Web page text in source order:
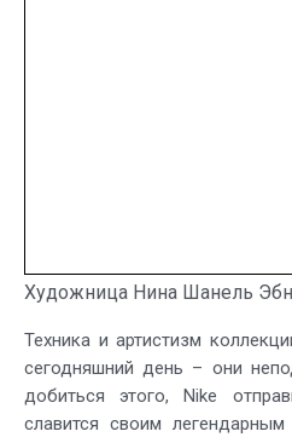
Художница Нина Шанель
Техника и артистизм
сегодняшний день – они
добиться этого, Nike
славится своим